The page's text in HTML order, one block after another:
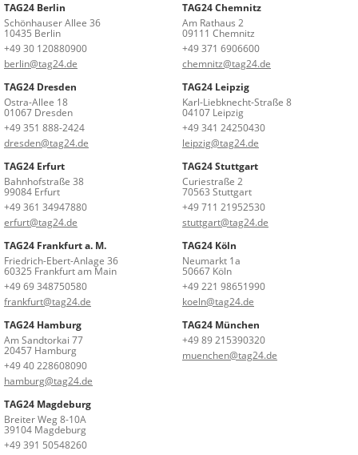
TAG24 Berlin
Schönhauser Allee 36
10435 Berlin
+49 30 120880900
berlin@tag24.de
TAG24 Chemnitz
Am Rathaus 2
09111 Chemnitz
+49 371 6906600
chemnitz@tag24.de
TAG24 Dresden
Ostra-Allee 18
01067 Dresden
+49 351 888-2424
dresden@tag24.de
TAG24 Leipzig
Karl-Liebknecht-Straße 8
04107 Leipzig
+49 341 24250430
leipzig@tag24.de
TAG24 Erfurt
Bahnhofstraße 38
99084 Erfurt
+49 361 34947880
erfurt@tag24.de
TAG24 Stuttgart
Curiestraße 2
70563 Stuttgart
+49 711 21952530
stuttgart@tag24.de
TAG24 Frankfurt a. M.
Friedrich-Ebert-Anlage 36
60325 Frankfurt am Main
+49 69 348750580
frankfurt@tag24.de
TAG24 Köln
Neumarkt 1a
50667 Köln
+49 221 98651990
koeln@tag24.de
TAG24 Hamburg
Am Sandtorkai 77
20457 Hamburg
+49 40 228608090
hamburg@tag24.de
TAG24 München
+49 89 215390320
muenchen@tag24.de
TAG24 Magdeburg
Breiter Weg 8-10A
39104 Magdeburg
+49 391 50548260